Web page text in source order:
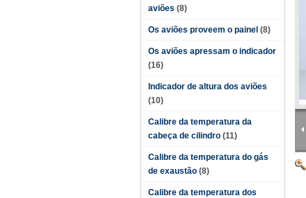
aviões (8)
Os aviões proveem o painel (8)
Os aviões apressam o indicador
(16)
Indicador de altura dos aviões
(10)
Calibre da temperatura da
cabeça de cilindro (11)
Calibre da temperatura do gás
de exaustão (8)
Calibre da temperatura dos